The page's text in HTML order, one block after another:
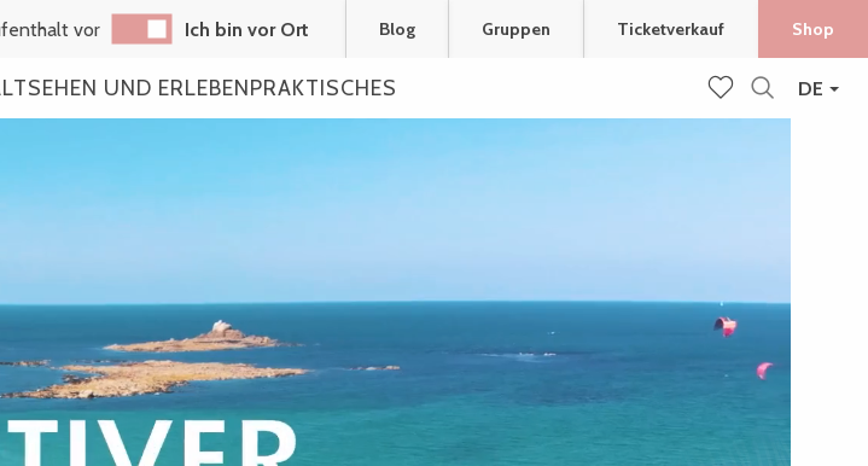
Voir les favoris
Suche
DE
vor Ich bin vor Ort Blog Gruppen Ticketverkauf Shop
SEHEN UND ERLEBENPRAKTISCHES